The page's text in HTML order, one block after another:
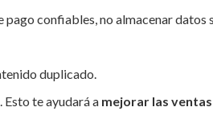
confiables, no almacenar datos
duplicado.
Esto te ayudará a mejorar las